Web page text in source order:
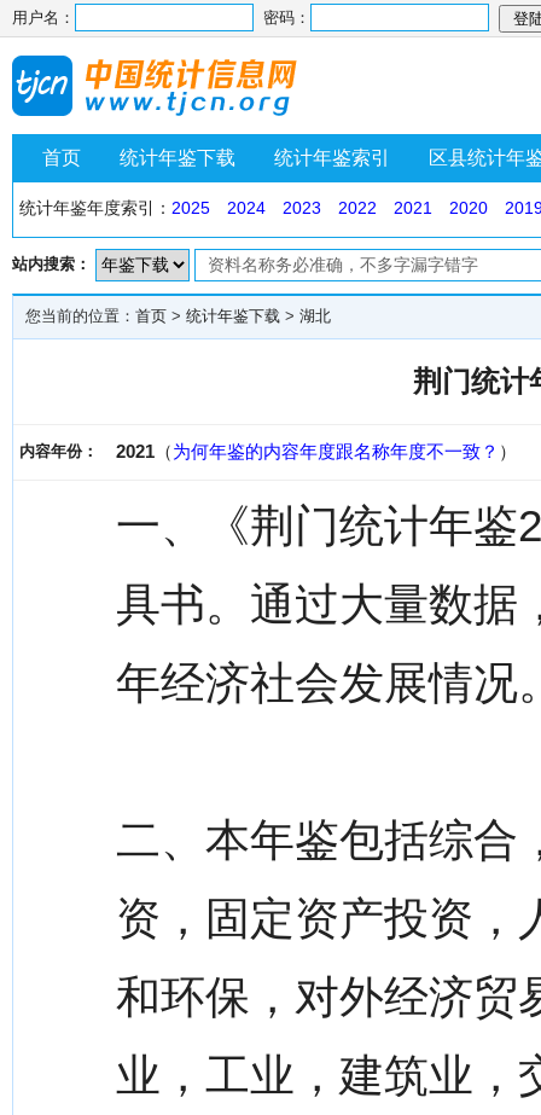
用户名： 密码：
首页 统计年鉴下载 统计年鉴索引 区县统计年
统计年鉴年度索引： 2025 2024 2023 2022 2021 2020
站内搜索：
您当前的位置： 首页 > 统计年鉴下载 > 湖北
荆门统计
内容年份： 2021 （为何年鉴的内容年度跟名称年度不一致？ ）
一、《荆门统计年鉴
具书。通过大量数据
年经济社会发展情况
二、本年鉴包括综合
资，固定资产投资，
和环保，对外经济贸
业，工业，建筑业，